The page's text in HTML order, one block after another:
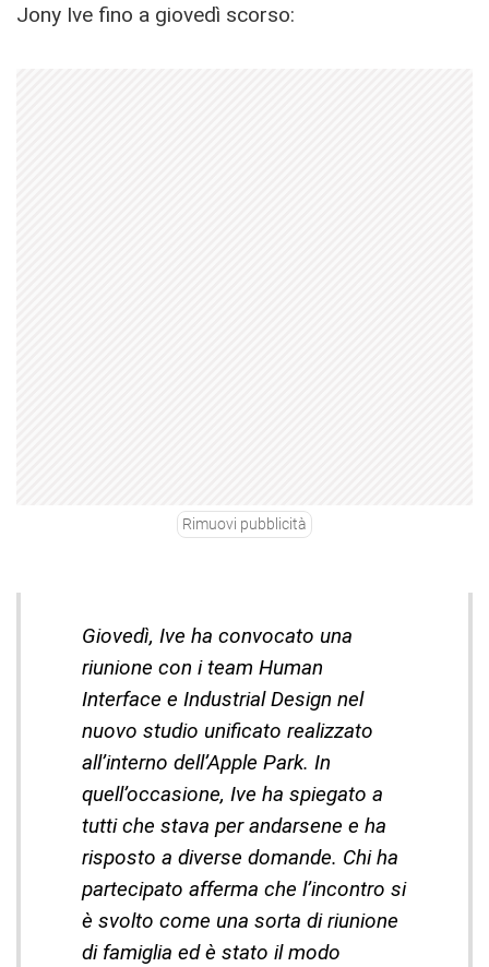
Jony Ive fino a giovedì scorso:
Rimuovi pubblicità
Giovedì, Ive ha convocato una
riunione con i team Human
Interface e Industrial Design nel
nuovo studio unificato realizzato
all’interno dell’Apple Park. In
quell’occasione, Ive ha spiegato a
tutti che stava per andarsene e ha
risposto a diverse domande. Chi ha
partecipato afferma che l’incontro si
è svolto come una sorta di riunione
di famiglia ed è stato il modo